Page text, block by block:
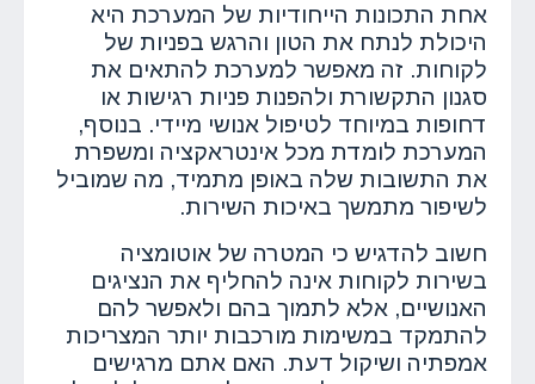
אחת התכונות הייחודיות של המערכת היא
היכולת לנתח את הטון והרגש בפניות של
לקוחות. זה מאפשר למערכת להתאים את
סגנון התקשורת ולהפנות פניות רגישות או
דחופות במיוחד לטיפול אנושי מיידי. בנוסף,
המערכת לומדת מכל אינטראקציה ומשפרת
את התשובות שלה באופן מתמיד, מה שמוביל
לשיפור מתמשך באיכות השירות.
חשוב להדגיש כי המטרה של אוטומציה
בשירות לקוחות אינה להחליף את הנציגים
האנושיים, אלא לתמוך בהם ולאפשר להם
להתמקד במשימות מורכבות יותר המצריכות
אמפתיה ושיקול דעת. האם אתם מרגישים